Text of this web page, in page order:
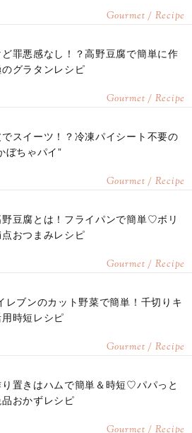
Gourmet / Recipe
罪悪感なし！？高野豆腐で簡単に作
グラタンレシピ
Gourmet / Recipe
スイーツ！？冷凍パイシート不要の
ぼちゃパイ”
Gourmet / Recipe
野豆腐とは！フライパンで簡単♡ボリ
点おつまみレシピ
Gourmet / Recipe
レブンのカット野菜で簡単！千切りキ
時短レシピ
Gourmet / Recipe
置きはハムで簡単＆時短♡パパっと
おかずレシピ
Gourmet / Recipe